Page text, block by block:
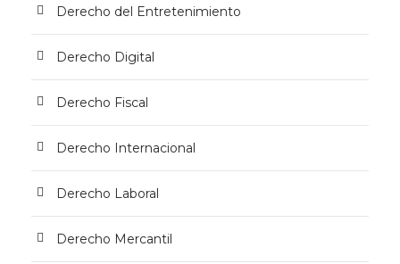
Derecho del Entretenimiento
Derecho Digital
Derecho Fiscal
Derecho Internacional
Derecho Laboral
Derecho Mercantil